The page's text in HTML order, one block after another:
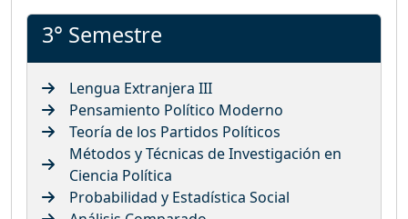
3° Semestre
Lengua Extranjera III
Pensamiento Político Moderno
Teoría de los Partidos Políticos
Métodos y Técnicas de Investigación en
Ciencia Política
Probabilidad y Estadística Social